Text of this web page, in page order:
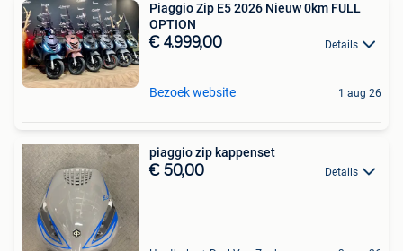
Piaggio Zip E5 2026 Nieuw 0km FULL
OPTION
€ 4.999,00 Details
Bezoek website 1 aug 26
piaggio zip kappenset
€ 50,00 Details